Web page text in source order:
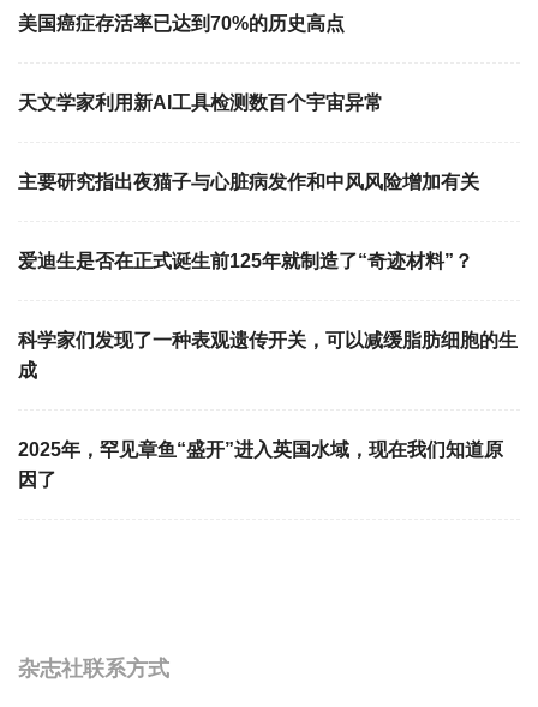
美国癌症存活率已达到70%的历史高点
天文学家利用新AI工具检测数百个宇宙异常
主要研究指出夜猫子与心脏病发作和中风风险增加有关
爱迪生是否在正式诞生前125年就制造了“奇迹材料”？
科学家们发现了一种表观遗传开关，可以减缓脂肪细胞的生
成
2025年，罕见章鱼“盛开”进入英国水域，现在我们知道原
因了
杂志社联系方式